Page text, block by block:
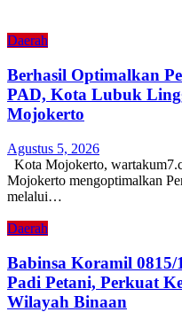
Daerah
Berhasil Optimalkan
PAD, Kota Lubuk
Mojokerto
Agustus 5, 2026
Kota Mojokerto,
Mojokerto mengoptimalkan
melalui…
Daerah
Babinsa Koramil
Padi Petani, Perkuat
Wilayah Binaan